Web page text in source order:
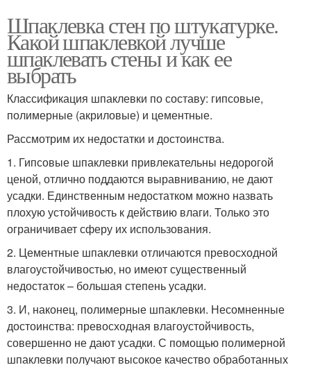
Шпаклевка стен по штукатурке.
Какой шпаклевкой лучше
шпаклевать стены и как ее
выбрать
Классификация шпаклевки по составу: гипсовые,
полимерные (акриловые) и цементные.
Рассмотрим их недостатки и достоинства.
1. Гипсовые шпаклевки привлекательны недорогой
ценой, отлично поддаются выравниванию, не дают
усадки. Единственным недостатком можно назвать
плохую устойчивость к действию влаги. Только это
ограничивает сферу их использования.
2. Цементные шпаклевки отличаются превосходной
влагоустойчивостью, но имеют существенный
недостаток – большая степень усадки.
3. И, наконец, полимерные шпаклевки. Несомненные
достоинства: превосходная влагоустойчивость,
совершенно не дают усадки. С помощью полимерной
шпаклевки получают высокое качество обработанных